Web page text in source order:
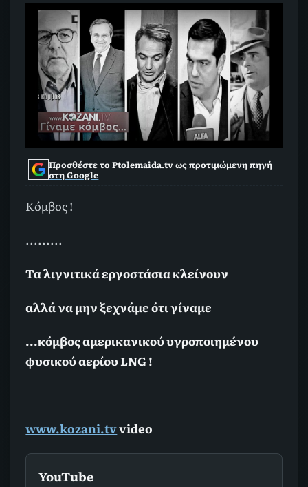
Προσθέστε το Ptolemaida.tv ως προτιμώμενη πηγή
στη Google
Κόμβος !
.........
Τα λιγνιτικά εργοστάσια κλείνουν
αλλά να μην ξεχνάμε ότι γίναμε
...κόμβος αμερικανικού υγροποιημένου
φυσικού αερίου LNG !
www.kozani.tvvideo
YouTube